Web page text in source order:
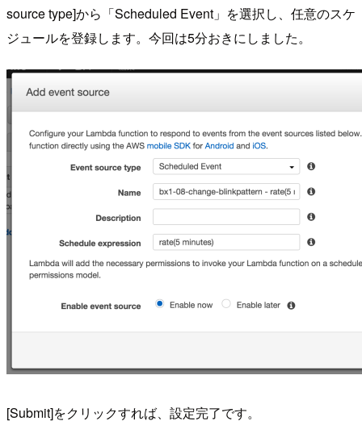
source type]から「Scheduled Event」を選択し、任意のスケ
ジュールを登録します。今回は5分おきにしました。
[Submit]をクリックすれば、設定完了です。